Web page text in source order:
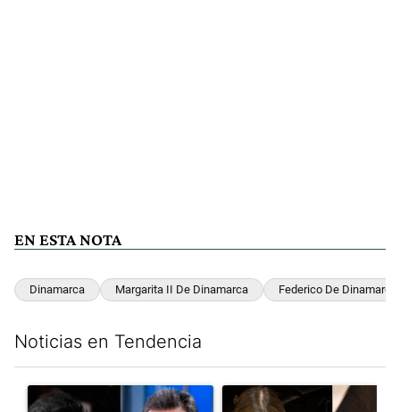
EN ESTA NOTA
Dinamarca Margarita II De Dinamarca Federico De Dinamarca
Noticias en Tendencia
Un artículo de tendencia con el título "Los gobernadores
Un artículo de tendencia con